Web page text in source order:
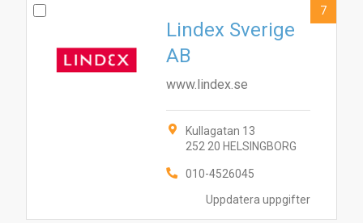
Uppdatera uppgifter
Lindex Sverige
AB
www.lindex.se
Kullagatan 13
252 20 HELSINGBORG
010-4526045
7